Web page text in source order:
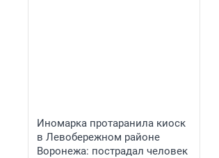
Иномарка протаранила киоск
в Левобережном районе
Воронежа: пострадал человек